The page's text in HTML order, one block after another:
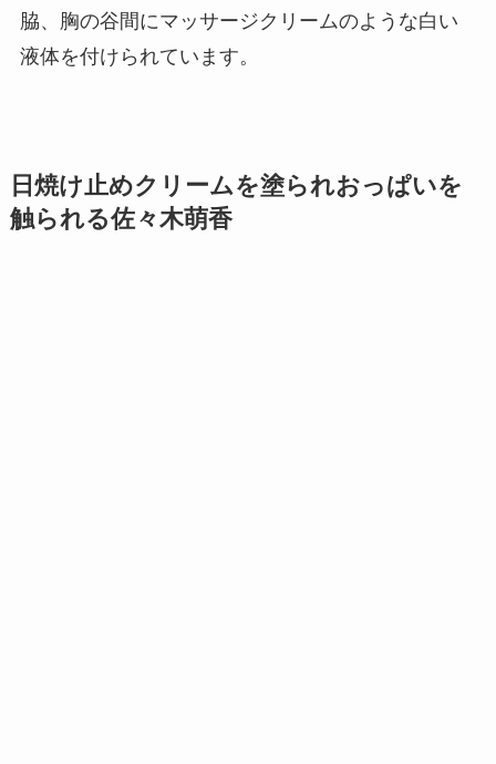
脇、胸の谷間にマッサージクリームのような白い
液体を付けられています。
日焼け止めクリームを塗られおっぱいを
触られる佐々木萌香